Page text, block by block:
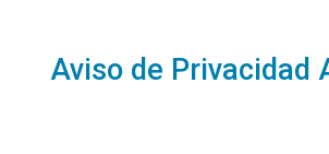
Aviso de Privacidad